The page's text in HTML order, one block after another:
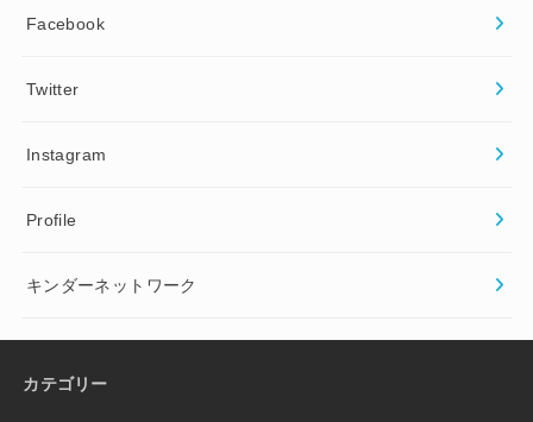
Facebook
Twitter
Instagram
Profile
キンダーネットワーク
カテゴリー